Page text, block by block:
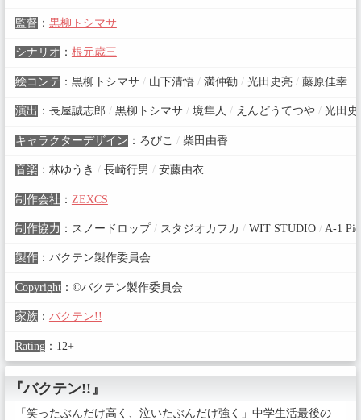
監督 ： 黒柳トシマサ
シナリオ ： 根元歳三
絵コンテ ： 黒柳トシマサ /山下清悟 /満仲勧 /光田史亮 /藤原佳幸
演出 ： 長屋誠志郎 /黒柳トシマサ /境隼人 /えんどうてつや /光田史
キャラクターデザイン ： ろびこ /柴田由香
音楽 ： 林ゆうき /長崎行男 /安藤由衣
制作会社 ： ZEXCS
制作協力 ： スノードロップ /スタジオカフカ /WIT STUDIO /A-1
製作： バクテン製作委員会
Copyright： ©バクテン製作委員会
家族： バクテン!!
Rating： 12+
『バクテン!!』
「笑ったぶんだけ高く、泣いたぶんだけ強く」中学生活最後の